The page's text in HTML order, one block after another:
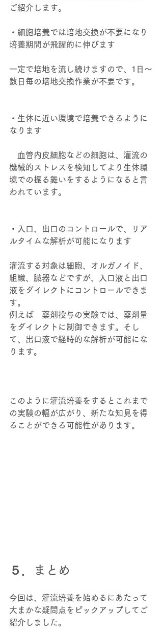
ご紹介します。
・細胞培養では培地交換が不要になり
培養期間が飛躍的に伸びます
一定で培地を流し続けますので、1日～
数日毎の培地交換作業が不要です。
・生体に近い環境で培養できるように
なります
血管内皮細胞などの細胞は、灌流の
機械的ストレスを検知してより生体環
境での振る舞いをするようになると言
われています。
・入口、出口のコントロールで、リア
ルタイムな解析が可能になります
灌流する対象は細胞、オルガノイド、
組織、臓器などですが、入口液と出口
液をダイレクトにコントロールできま
す。
例えば　薬剤投与の実験では、薬剤量
をダイレクトに制御できます。そし
て、出口液で経時的な解析が可能にな
ります。
このように灌流培養をするとこれまで
の実験の幅が広がり、新たな知見を得
ることができる可能性があります。
５．まとめ
今回は、灌流培養を始めるにあたって
大まかな疑問点をピックアップしてご
紹介しました。